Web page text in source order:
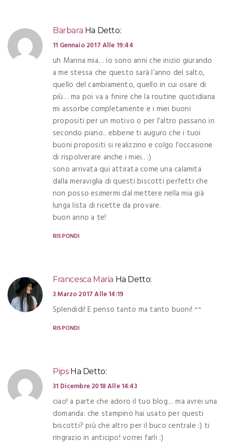
Barbara Ha Detto:
11 Gennaio 2017 Alle 19:44
uh Marina mia… io sono anni che inizio giurando
a me stessa che questo sarà l’anno del salto,
quello del cambiamento, quello in cui osare di
più… ma poi va a finire che la routine quotidiana
mi assorbe completamente e i miei buoni
propositi per un motivo o per l’altro passano in
secondo piano.. ebbene ti auguro che i tuoi
buoni propositi si realizzino e colgo l’occasione
di rispolverare anche i miei.. :)
sono arrivata qui attirata come una calamita
dalla meraviglia di questi biscotti perfetti che
non posso esimermi dal mettere nella mia già
lunga lista di ricette da provare.
buon anno a te!
RISPONDI
Francesca Maria Ha Detto:
3 Marzo 2017 Alle 14:19
Splendidi! E penso tanto ma tanto buoni! ^^
RISPONDI
Pips Ha Detto:
31 Dicembre 2018 Alle 14:43
ciao! a parte che adoro il tuo blog… ma avrei una
domanda: che stampino hai usato per questi
biscotti? più che altro per il buco centrale :) ti
ringrazio in anticipo! vorrei farli :)